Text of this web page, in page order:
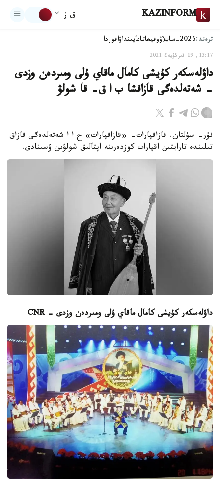
KAZINFORM ق ز
ترەند:2026-سايلاۋ وقيعاتاعايىنداۋاقوردا
13:17, 19 قىركۇيەك 2021
داۋلەسكەر كۇيشى كامال ماقاي ۇلى ومىردەن وزدى
- شەتەلدەگى قازاقشا ب ا ق- قا شولۋ
نۇر- سۇلتان. قازاقپارات- «قازاقپارات» ح ا ا شەتەلدەگى قازاق
تىلىندە تارايتىن اقپارات كوزدەرىنە اپتالىق شولۋىن ۇسىنادى.
داۋلەسكەر كۇيشى كامال ماقاي ۇلى ومىردەن وزدى - CNR